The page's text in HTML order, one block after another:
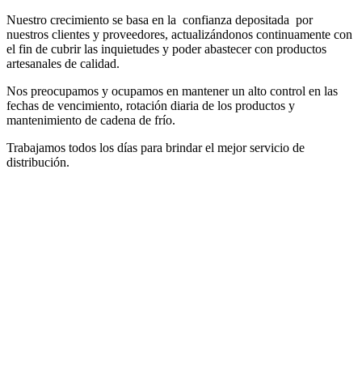
Nuestro crecimiento se basa en la confianza depositada por
nuestros clientes y proveedores, actualizándonos continuamente con
el fin de cubrir las inquietudes y poder abastecer con productos
artesanales de calidad.
Nos preocupamos y ocupamos en mantener un alto control en las
fechas de vencimiento, rotación diaria de los productos y
mantenimiento de cadena de frío.
Trabajamos todos los días para brindar el mejor servicio de
distribución.